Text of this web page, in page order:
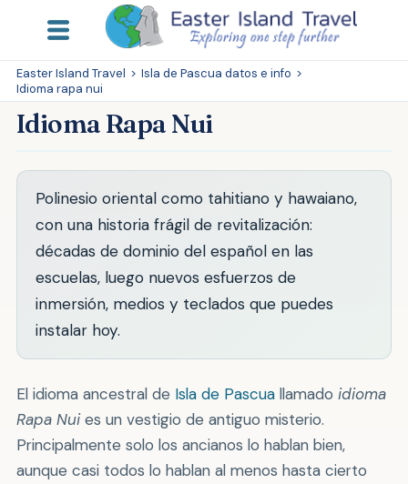
Easter Island Travel > Isla de Pascua datos e info >
Idioma rapa nui
Idioma Rapa Nui
Polinesio oriental como tahitiano y hawaiano,
con una historia frágil de revitalización:
décadas de dominio del español en las
escuelas, luego nuevos esfuerzos de
inmersión, medios y teclados que puedes
instalar hoy.
El idioma ancestral de Isla de Pascuallamado idioma
Rapa Nuies un vestigio de antiguo misterio.
Principalmente solo los ancianos lo hablan bien,
aunque casi todos lo hablan al menos hasta cierto